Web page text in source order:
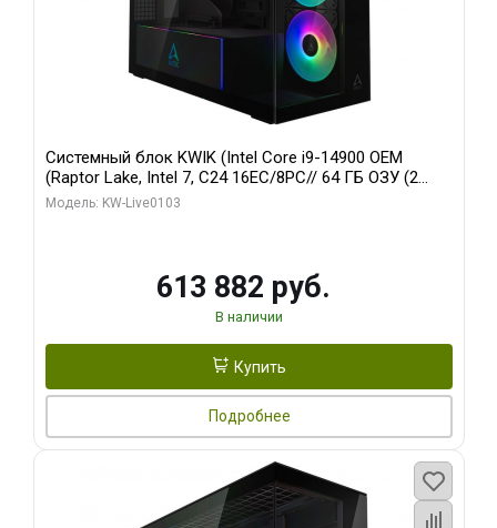
Системный блок KWIK (Intel Core i9-14900 OEM
(Raptor Lake, Intel 7, C24 16EC/8PC// 64 ГБ ОЗУ (2
модуля)/ Afox RTX4090 24GB GDDR6X 384-Bit 3xDP
Модель: KW-Live0103
613 882 руб.
В наличии
Купить
Подробнее